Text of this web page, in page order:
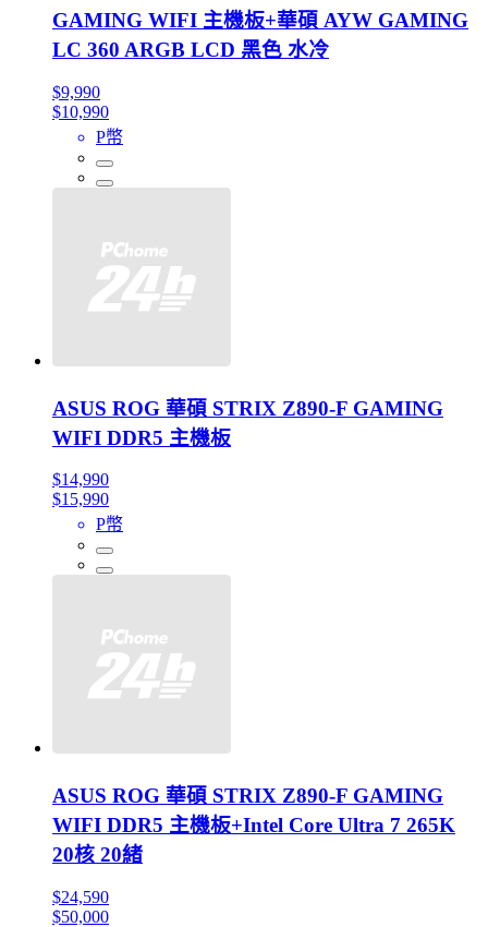
GAMING WIFI 主機板+華碩 AYW GAMING
LC 360 ARGB LCD 黑色 水冷
$9,990
$10,990
P幣
ASUS ROG 華碩 STRIX Z890-F GAMING
WIFI DDR5 主機板
$14,990
$15,990
P幣
ASUS ROG 華碩 STRIX Z890-F GAMING
WIFI DDR5 主機板+Intel Core Ultra 7 265K
20核 20緒
$24,590
$50,000